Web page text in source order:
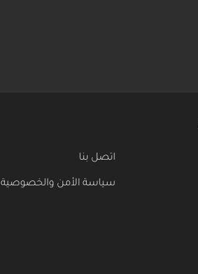
اتصل بنا
سياسة الأمن والخصوصية